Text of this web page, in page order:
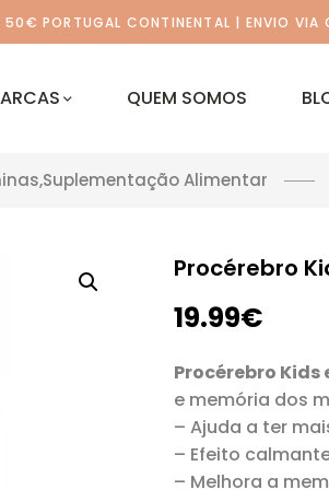
50€ PORTUGAL CONTINENTAL | ENVIO VIA
QUEM SOMOS
,Suplementação Alimentar
Procérebro
19.99€
Procérebro
e memória dos
– Ajuda a ter
– Efeito
– Melhora a